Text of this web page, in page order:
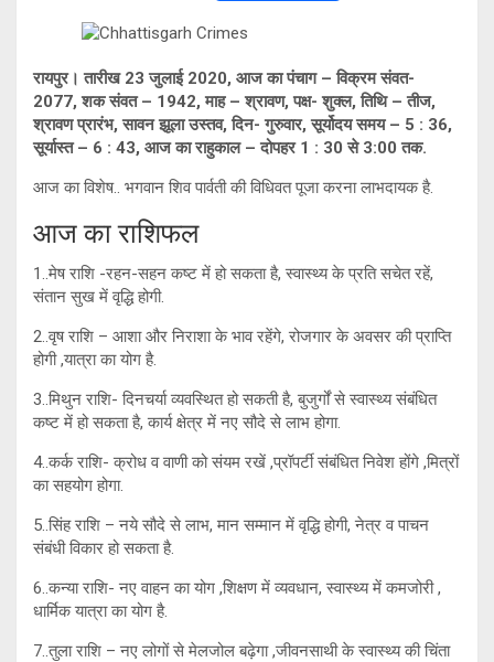
wi
tt
er
h
at
s
A
p
p
py
Li
n
k
el
e
gr
a
m
रायपुर। तारीख 23 जुलाई 2020, आज का पंचाग – विक्रम संवत-
2077, शक संवत – 1942, माह – श्रावण, पक्ष- शुक्ल, तिथि – तीज,
श्रावण प्रारंभ, सावन झूला उस्तव, दिन- गुरुवार, सूर्योदय समय – 5 : 36,
सूर्यास्त – 6 : 43, आज का राहुकाल – दोपहर 1 : 30 से 3:00 तक.
आज का विशेष.. भगवान शिव पार्वती की विधिवत पूजा करना लाभदायक है.
आज का राशिफल
1..मेष राशि -रहन-सहन कष्ट में हो सकता है, स्वास्थ्य के प्रति सचेत रहें,
संतान सुख में वृद्धि होगी.
2..वृष राशि – आशा और निराशा के भाव रहेंगे, रोजगार के अवसर की प्राप्ति
होगी ,यात्रा का योग है.
3..मिथुन राशि- दिनचर्या व्यवस्थित हो सकती है, बुजुर्गों से स्वास्थ्य संबंधित
कष्ट में हो सकता है, कार्य क्षेत्र में नए सौदे से लाभ होगा.
4..कर्क राशि- क्रोध व वाणी को संयम रखें ,प्रॉपर्टी संबंधित निवेश होंगे ,मित्रों
का सहयोग होगा.
5..सिंह राशि – नये सौदे से लाभ, मान सम्मान में वृद्धि होगी, नेत्र व पाचन
संबंधी विकार हो सकता है.
6..कन्या राशि- नए वाहन का योग ,शिक्षण में व्यवधान, स्वास्थ्य में कमजोरी ,
धार्मिक यात्रा का योग है.
7..तुला राशि – नए लोगों से मेलजोल बढ़ेगा ,जीवनसाथी के स्वास्थ्य की चिंता